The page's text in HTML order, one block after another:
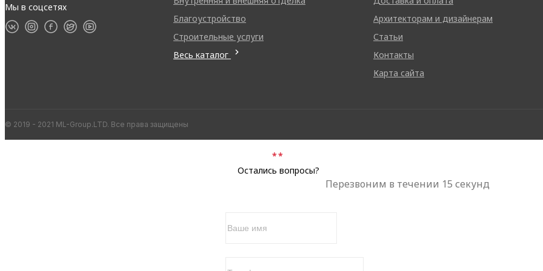
Мы в соцсетях
Благоустройство
Строительные услуги
Весь каталог
Архитекторам и дизайнерам
Статьи
Контакты
Карта сайта
© 2019 - 2021 ML-Group.LTD. Все права защищены
Остались вопросы?
Перезвоним в течении 15 секунд
*
*